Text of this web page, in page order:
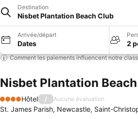
Destination
Nisbet Plantation Beach Club
Arrivée/départ
Dates 2
Comment les paiements influencent notre
Nisbet Plantation
4 Étoiles
Hôtel / Aucune évaluation
St. James Parish, Newcastle, Saint-